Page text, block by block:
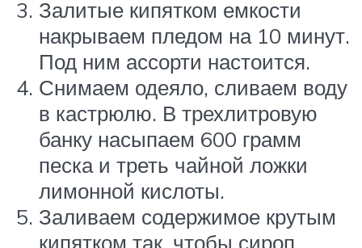
Залитые кипятком емкости
накрываем пледом на 10 минут.
Под ним ассорти настоится.
Снимаем одеяло, сливаем воду
в кастрюлю. В трехлитровую
банку насыпаем 600 грамм
песка и треть чайной ложки
лимонной кислоты.
Заливаем содержимое крутым
кипятком так, чтобы сироп